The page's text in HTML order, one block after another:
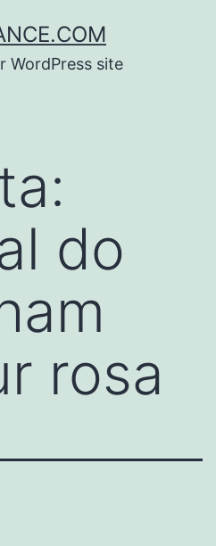
WordPress site
do
rosa